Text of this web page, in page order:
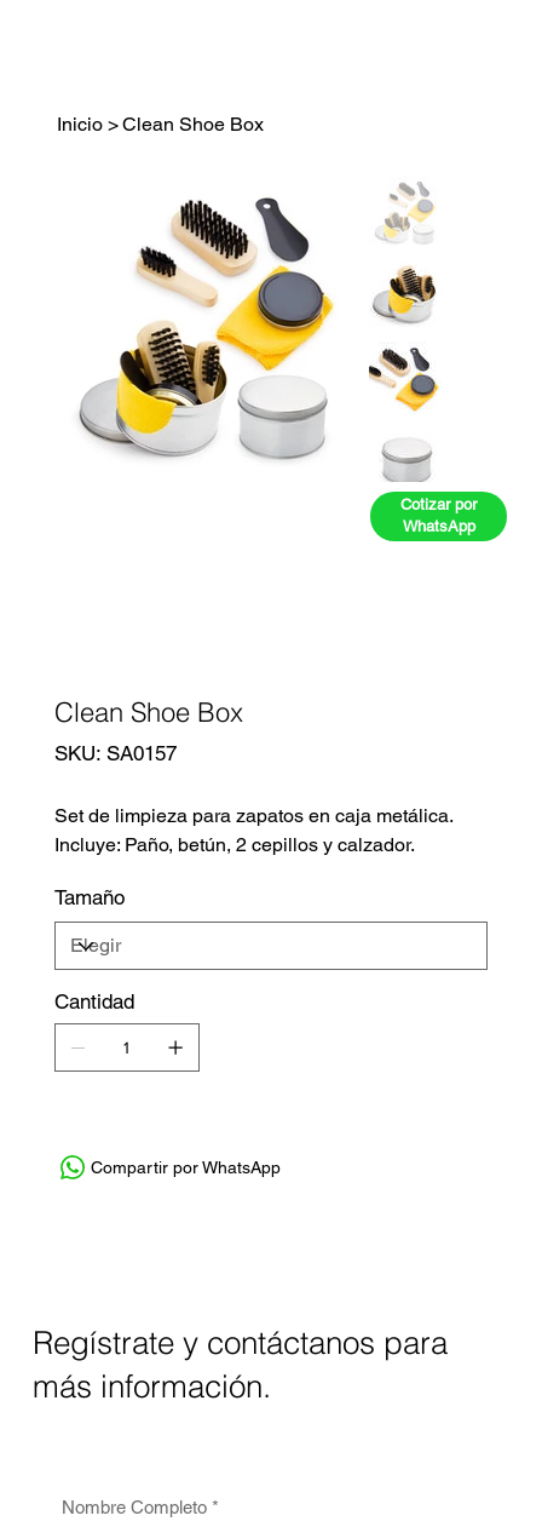
Inicio >Clean Shoe Box
Clean Shoe Box
SKU: SKU
SA0157
SA0157
Set de limpieza para zapatos en caja metálica.
Incluye: Paño, betún, 2 cepillos y calzador.
Tamaño
Cantidad
Compartir por WhatsApp
Regístrate y contáctanos para
más información.
Nombre Completo *
Cotizar por
WhatsApp